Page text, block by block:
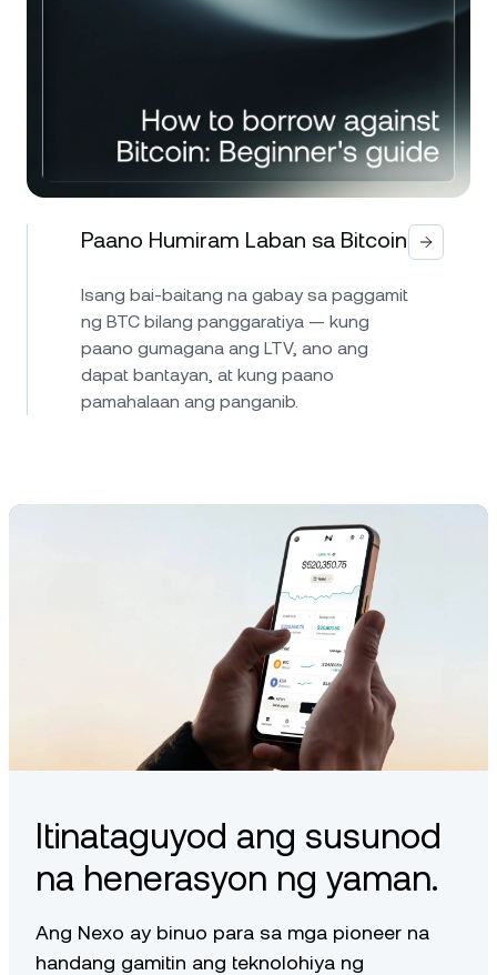
Paano Humiram Laban sa Bitcoin
Isang bai-baitang na gabay sa paggamit
ng BTC bilang panggaratiya — kung
paano gumagana ang LTV, ano ang
dapat bantayan, at kung paano
pamahalaan ang panganib.
Itinataguyod ang susunod
na henerasyon ng yaman.
Ang Nexo ay binuo para sa mga pioneer na
handang gamitin ang teknolohiya ng